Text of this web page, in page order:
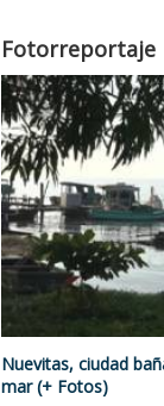
Fotorreportaje
Nuevitas, ciudad
mar (+ Fotos)